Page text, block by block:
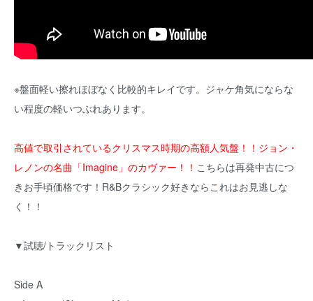
※盤面軽い擦れほぼなく比較的キレイです。ジャケ角気にならな
い程度の軽いつぶれあります。
高値で取引されているクリスマス時期の高額人気盤！！ジョン・
レノンの名曲「Imagine」のカヴァー！！ こちらは再発中古につ
きお手頃価格です！R&Bクラシック好きならこれはお見逃しな
く！！
▼試聴/トラックリスト
Side A